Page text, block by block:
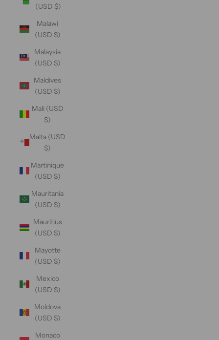
(USD $)
Malawi
(USD $)
Malaysia
(USD $)
Maldives
(USD $)
Mali (USD
$)
Malta (USD
$)
Martinique
(USD $)
Mauritania
(USD $)
Mauritius
(USD $)
Mayotte
(USD $)
Mexico
(USD $)
Moldova
(USD $)
Monaco